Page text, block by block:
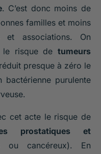
. C’est donc moins de
familles et moins
et associations. On
le risque de tumeurs
presque à zéro le
purulente
cet acte le risque de
prostatiques et
ou cancéreux). En